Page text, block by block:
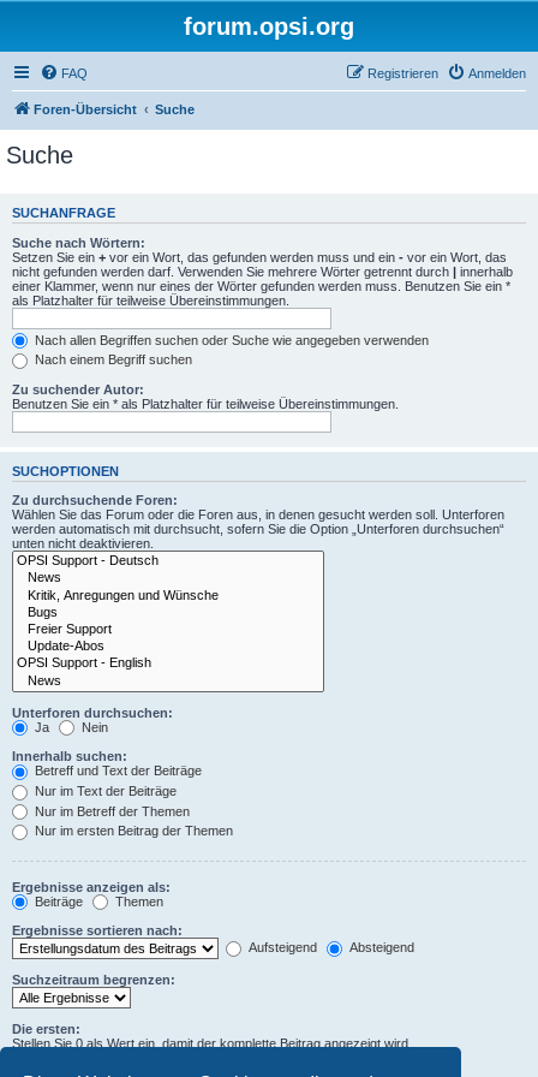
forum.opsi.org
FAQ Anmelden
Registrieren
Foren-Übersicht Suche
Suche
SUCHANFRAGE
Suche nach Wörtern:
Setzen Sie ein + vor ein Wort, das gefunden werden muss und ein - vor ein Wort, das
nicht gefunden werden darf. Verwenden Sie mehrere Wörter getrennt durch | innerhalb
einer Klammer, wenn nur eines der Wörter gefunden werden muss. Benutzen Sie ein *
als Platzhalter für teilweise Übereinstimmungen.
Nach allen Begriffen suchen oder Suche wie angegeben verwenden
Nach einem Begriff suchen
Zu suchender Autor:
Benutzen Sie ein * als Platzhalter für teilweise Übereinstimmungen.
SUCHOPTIONEN
Zu durchsuchende Foren:
Wählen Sie das Forum oder die Foren aus, in denen gesucht werden soll. Unterforen
werden automatisch mit durchsucht, sofern Sie die Option „Unterforen durchsuchen“
unten nicht deaktivieren.
Unterforen durchsuchen:
Ja
Nein
Innerhalb suchen:
Betreff und Text der Beiträge
Nur im Text der Beiträge
Nur im Betreff der Themen
Nur im ersten Beitrag der Themen
Ergebnisse anzeigen als:
Beiträge
Themen
Ergebnisse sortieren nach:
Aufsteigend
Absteigend
Suchzeitraum begrenzen:
Die ersten:
Stellen Sie 0 als Wert ein, damit der komplette Beitrag angezeigt wird.